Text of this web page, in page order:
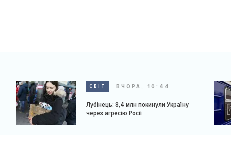
СВІТ ВЧОРА, 10:44
Лубінець: 8,4 млн покинули Україну
через агресію Росії